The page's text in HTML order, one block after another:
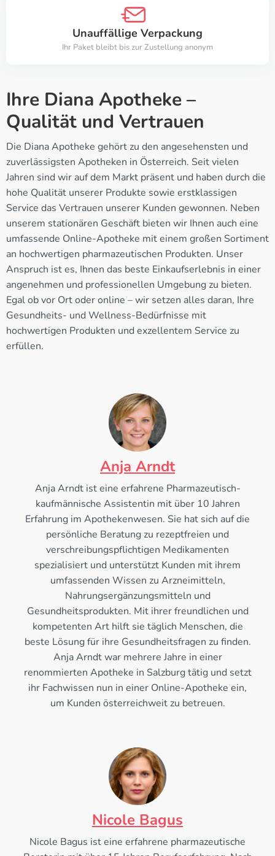
Unauffällige Verpackung
Ihr Paket bleibt bis zur Zustellung anonym
Ihre Diana Apotheke –
Qualität und Vertrauen
Die Diana Apotheke gehört zu den angesehensten und
zuverlässigsten Apotheken in Österreich. Seit vielen
Jahren sind wir auf dem Markt präsent und haben durch die
hohe Qualität unserer Produkte sowie erstklassigen
Service das Vertrauen unserer Kunden gewonnen. Neben
unserem stationären Geschäft bieten wir Ihnen auch eine
umfassende Online-Apotheke mit einem großen Sortiment
an hochwertigen pharmazeutischen Produkten. Unser
Anspruch ist es, Ihnen das beste Einkaufserlebnis in einer
angenehmen und professionellen Umgebung zu bieten.
Egal ob vor Ort oder online – wir setzen alles daran, Ihre
Gesundheits- und Wellness-Bedürfnisse mit
hochwertigen Produkten und exzellentem Service zu
erfüllen.
Anja Arndt
Anja Arndt ist eine erfahrene Pharmazeutisch-
kaufmännische Assistentin mit über 10 Jahren
Erfahrung im Apothekenwesen. Sie hat sich auf die
persönliche Beratung zu rezeptfreien und
verschreibungspflichtigen Medikamenten
spezialisiert und unterstützt Kunden mit ihrem
umfassenden Wissen zu Arzneimitteln,
Nahrungsergänzungsmitteln und
Gesundheitsprodukten. Mit ihrer freundlichen und
kompetenten Art hilft sie täglich Menschen, die
beste Lösung für ihre Gesundheitsfragen zu finden.
Anja Arndt war mehrere Jahre in einer
renommierten Apotheke in Salzburg tätig und setzt
ihr Fachwissen nun in einer Online-Apotheke ein,
um Kunden österreichweit zu betreuen.
Nicole Bagus
Nicole Bagus ist eine erfahrene pharmazeutische